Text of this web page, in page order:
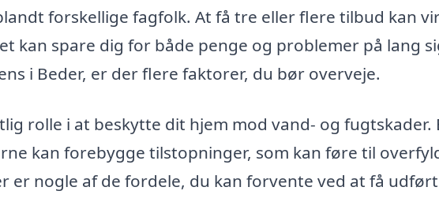
forskellige fagfolk. At få tre eller flere tilbud kan
kan spare dig for både penge og problemer på lang
i Beder, er der flere faktorer, du bør overveje.
rolle i at beskytte dit hjem mod vand- og fugtskader.
kan forebygge tilstopninger, som kan føre til
er nogle af de fordele, du kan forvente ved at få udført